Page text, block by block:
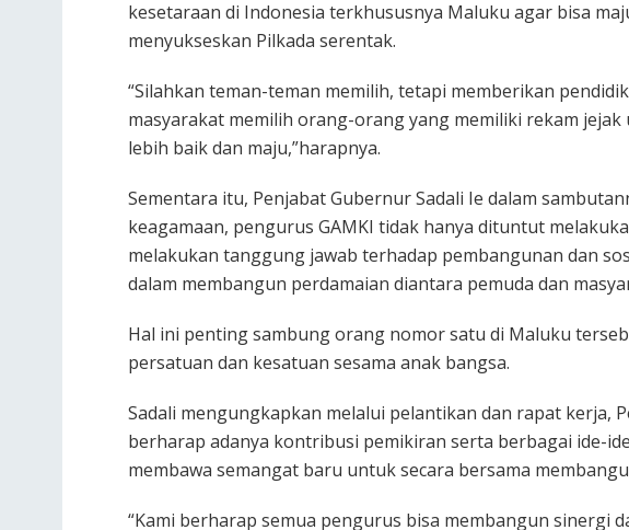
kesetaraan di Indonesia terkhususnya Maluku agar bisa
menyukseskan Pilkada serentak.
“Silahkan teman-teman memilih, tetapi memberikan
masyarakat memilih orang-orang yang memiliki rekam
lebih baik dan maju,”harapnya.
Sementara itu, Penjabat Gubernur Sadali Ie dalam
keagamaan, pengurus GAMKI tidak hanya dituntut
melakukan tanggung jawab terhadap pembangunan dan
dalam membangun perdamaian diantara pemuda dan
Hal ini penting sambung orang nomor satu di Maluku
persatuan dan kesatuan sesama anak bangsa.
Sadali mengungkapkan melalui pelantikan dan rapat kerja,
berharap adanya kontribusi pemikiran serta berbagai ide-
membawa semangat baru untuk secara bersama
“Kami berharap semua pengurus bisa membangun sinergi